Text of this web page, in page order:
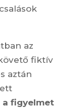
az
fiktív
aztán
figyelmet